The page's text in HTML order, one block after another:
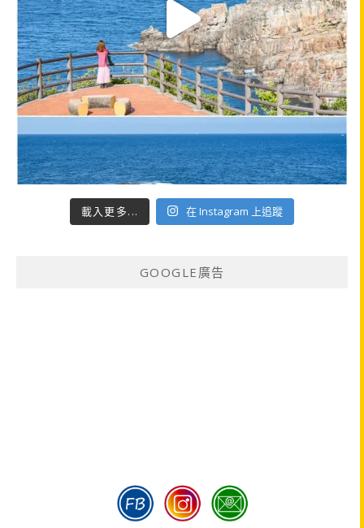
載入更多... 在 Instagram 上追蹤
GOOGLE廣告